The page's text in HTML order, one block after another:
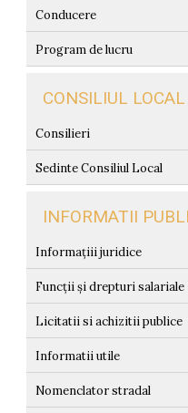
Conducere
Program de lucru
CONSILIUL LOCAL
Consilieri
Sedinte Consiliul Local
INFORMATII
Informațiii juridice
Funcții și drepturi salariale
Licitatii si achizitii publice
Informatii utile
Nomenclator stradal